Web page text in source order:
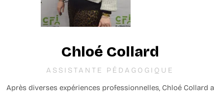
Chloé Collard
ASSISTANTE PÉDAGOGIQUE
Après diverses expériences professionnelles, Chloé Collard a